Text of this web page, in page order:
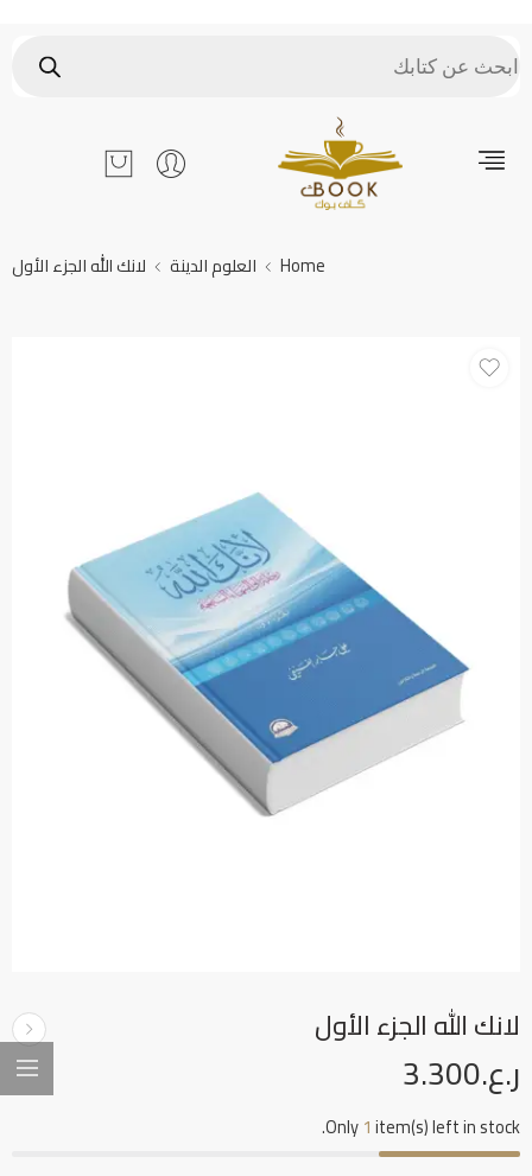
Home العلوم الدينة لانك الله الجزء الأول
لانك الله الجزء الأول
ر.ع.3.300
Only1item(s) left in stock.